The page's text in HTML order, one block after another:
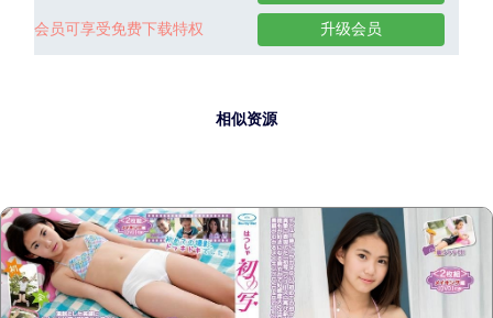
会员可享受免费下载特权 升级会员
相似资源